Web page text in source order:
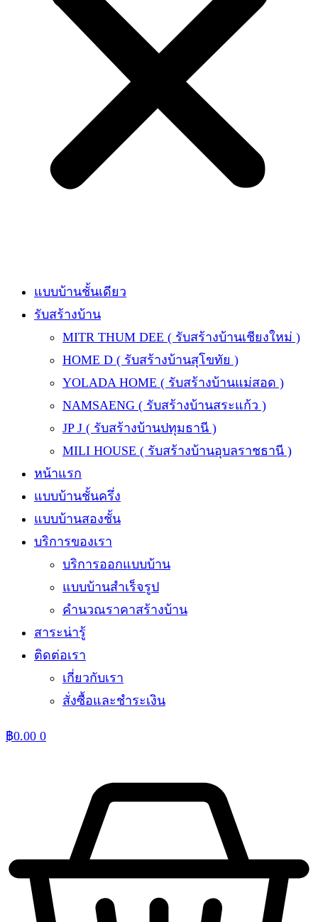
แบบบ้านชั้นเดียว
รับสร้างบ้าน
MITR THUM DEE ( รับสร้างบ้านเชียงใหม่ )
HOME D ( รับสร้างบ้านสุโขทัย )
YOLADA HOME ( รับสร้างบ้านแม่สอด )
NAMSAENG ( รับสร้างบ้านสระแก้ว )
JP J ( รับสร้างบ้านปทุมธานี )
MILI HOUSE ( รับสร้างบ้านอุบลราชธานี )
หน้าแรก
แบบบ้านชั้นครึ่ง
แบบบ้านสองชั้น
บริการของเรา
บริการออกแบบบ้าน
แบบบ้านสำเร็จรูป
คำนวณราคาสร้างบ้าน
สาระน่ารู้
ติดต่อเรา
เกี่ยวกับเรา
สั่งซื้อและชำระเงิน
฿0.00 0